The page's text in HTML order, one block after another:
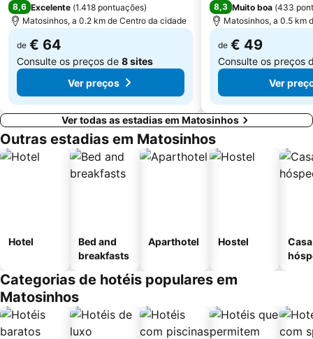
8,6 Excelente (1.418 pontuações)
Matosinhos, a 0.2 km de Centro da cidade
de € 64
Consulte os preços de 8 sites
Ver preços
8,3 Muito boa (433
Matosinhos, a 0.5 km
de € 49
Consulte os preços
Ver
Ver todas as estadias em Matosinhos
Outras estadias em Matosinhos
Hotel
Bed and
breakfasts
Aparthotel Hostel
Categorias de hotéis populares em
Matosinhos